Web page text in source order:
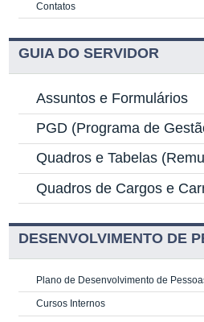
Contatos
GUIA DO SERVIDOR
Assuntos e Formulários
PGD (Programa de
Quadros e Tabelas
Quadros de Cargos e
DESENVOLVIMENTO DE
Plano de Desenvolvimento de
Cursos Internos